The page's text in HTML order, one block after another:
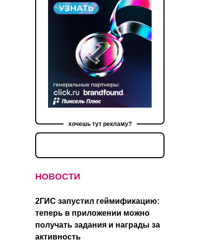
хочешь тут рекламу?
НОВОСТИ
2ГИС запустил геймификацию:
теперь в приложении можно
получать задания и награды за
активность